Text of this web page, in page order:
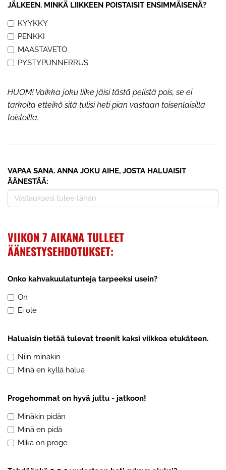
JÄLKEEN. MINKÄ LIIKKEEN POISTAISIT ENSIMMÄISENÄ?
KYYKKY
PENKKI
MAASTAVETO
PYSTYPUNNERRUS
HUOM! Vaikka joku liike jäisi tästä pelistä pois, se ei
tarkoita etteikö sitä tulisi heti pian vastaan toisenlaisilla
toistoilla.
VAPAA SANA. ANNA JOKU AIHE, JOSTA HALUAISIT
ÄÄNESTÄÄ:
VIIKON 7 AIKANA TULLEET
ÄÄNESTYSEHDOTUKSET:
Onko kahvakuulatunteja tarpeeksi usein?
On
Ei ole
Haluaisin tietää tulevat treenit kaksi viikkoa etukäteen.
Niin minäkin
Minä en kyllä halua
Progehommat on hyvä juttu - jatkoon!
Minäkin pidän
Minä en pidä
Mikä on proge